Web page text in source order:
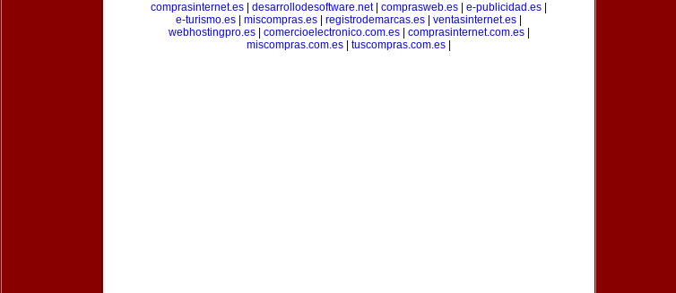
comprasinternet.es
desarrollodesoftware.net| comprasweb.es e-publicidad.es
e-turismo.es
miscompras.es registrodemarcas.es ventasinternet.es
webhostingpro.es| comercioelectronico.com.es| comprasinternet.com.es|
miscompras.com.es
tuscompras.com.es